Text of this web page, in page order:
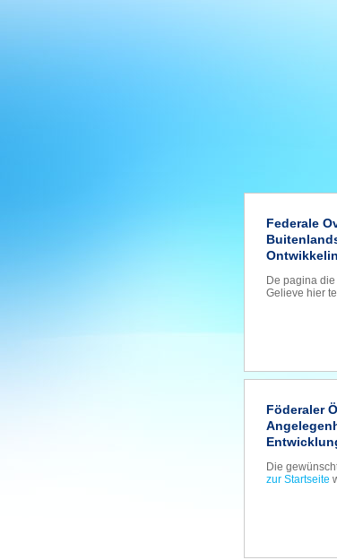
Federale
De pagina
Gelieve hier
Föderaler
Die
zur Startseite